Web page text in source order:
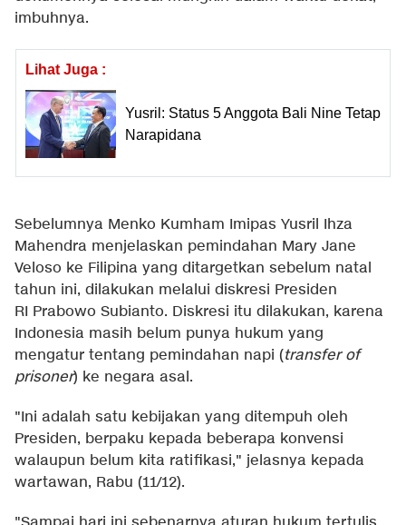
imbuhnya.
Lihat Juga :
Yusril: Status 5 Anggota Bali Nine Tetap
Narapidana
Sebelumnya Menko Kumham Imipas Yusril Ihza
Mahendra menjelaskan pemindahan Mary Jane
Veloso ke Filipina yang ditargetkan sebelum natal
tahun ini, dilakukan melalui diskresi Presiden
RI Prabowo Subianto. Diskresi itu dilakukan, karena
Indonesia masih belum punya hukum yang
mengatur tentang pemindahan napi (transfer of
prisoner) ke negara asal.
"Ini adalah satu kebijakan yang ditempuh oleh
Presiden, berpaku kepada beberapa konvensi
walaupun belum kita ratifikasi," jelasnya kepada
wartawan, Rabu (11/12).